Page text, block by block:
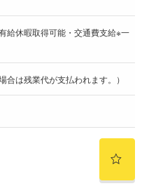
給休暇取得可能・交通費支給※一
合は残業代が支払われます。）